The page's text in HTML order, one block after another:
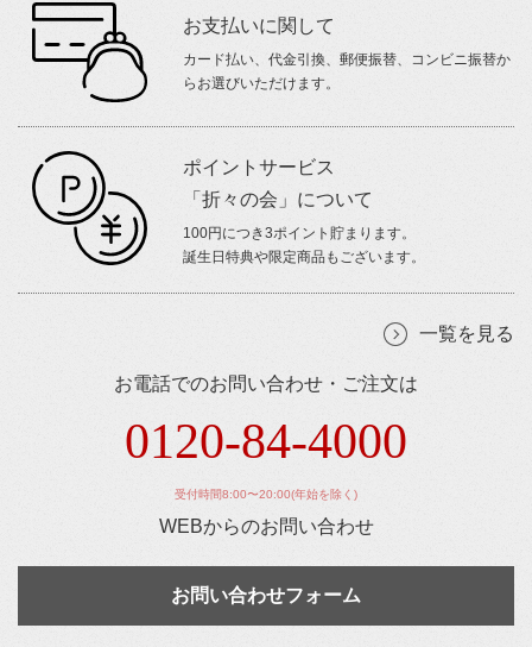
お支払いに関して
カード払い、代金引換、郵便振替、コンビニ振替か
らお選びいただけます。
ポイントサービス
「折々の会」について
100円につき3ポイント貯まります。
誕生日特典や限定商品もございます。
一覧を見る
お電話でのお問い合わせ・ご注文は
0120-84-4000
受付時間8:00〜20:00(年始を除く)
WEBからのお問い合わせ
お問い合わせフォーム